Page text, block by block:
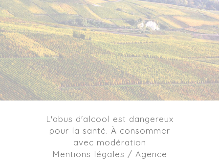
L'abus d'alcool est dangereux
pour la santé. À consommer
avec modération
Mentions légales / Agence